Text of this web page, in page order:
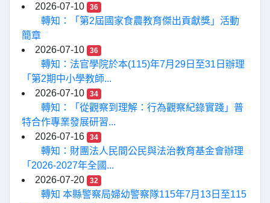
2026-07-10 36
轉知：「第2屆國家食農教育傑出貢獻獎」活動
簡章
2026-07-10
36
轉知：法官學院於本(115)年7月29日至31日辦理
「第2期中小學教師...
2026-07-10
34
轉知：「從觀察到理解：行為觀察紀錄實踐」普
特合作專業發展研習...
2026-07-16
34
轉知：財團法人民間公民與法治教育基金會辦理
「2026-2027年全國...
2026-07-20
32
轉知 本縣警察局婦幼警察隊115年7月13日至115